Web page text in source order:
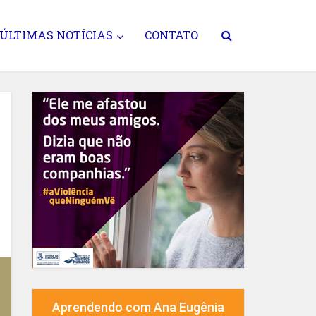
ÚLTIMAS NOTÍCIAS CONTATO
Aprendendo com Ana Eugênia